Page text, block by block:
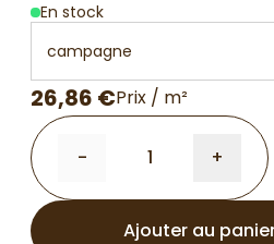
En stock
26,86 €Prix / m²
- +
Ajouter au